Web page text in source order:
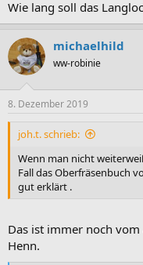
Wie lang soll das
michaelhild
ww-robinie
8. Dezember 2019
joh.t. schrieb:
Wenn man nicht
Fall das Oberfräsenbuch
gut erklärt .
Das ist immer noch
Henn.